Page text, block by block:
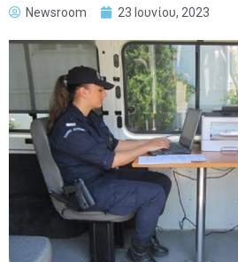
Newsroom 23 Ιουνίου, 2023